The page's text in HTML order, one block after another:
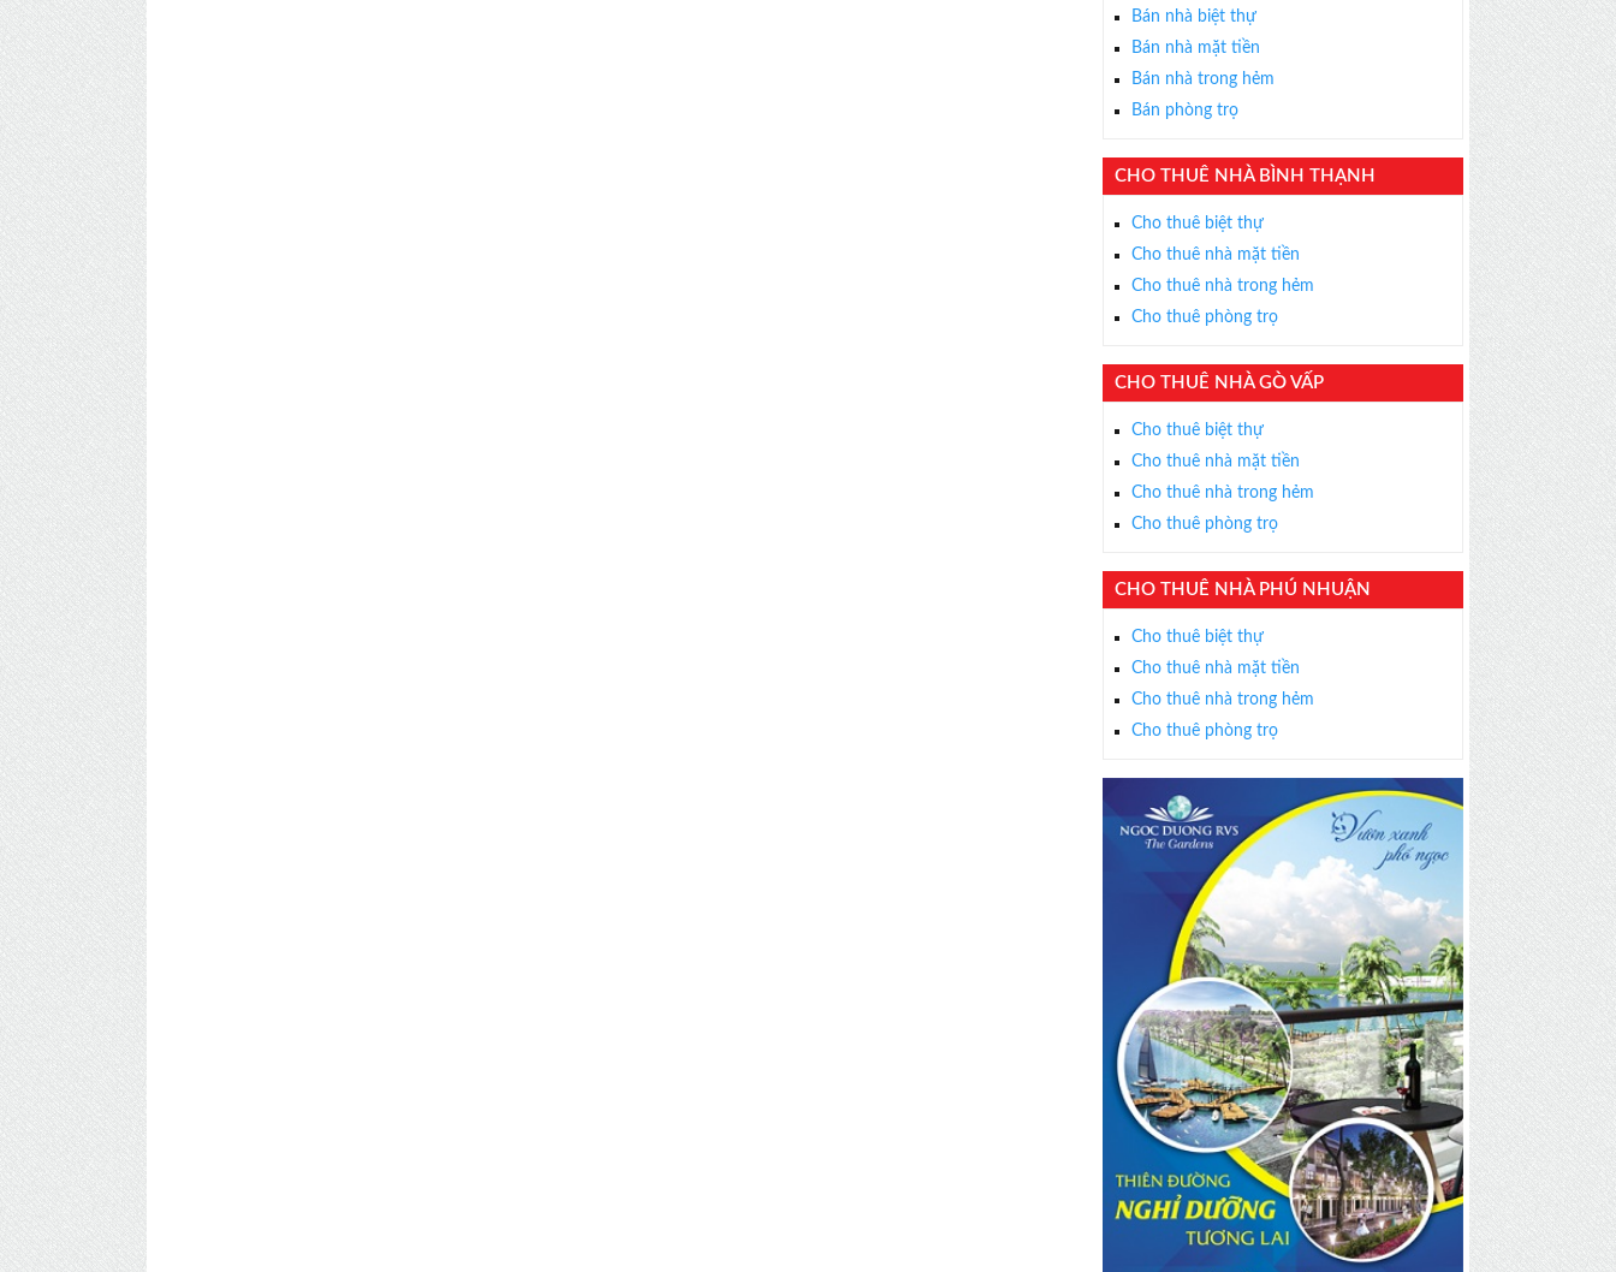
Bán nhà biệt thự
Bán nhà mặt tiền
Bán nhà trong hẻm
Bán phòng trọ
CHO THUÊ NHÀ BÌNH THẠNH
Cho thuê biệt thự
Cho thuê nhà mặt tiền
Cho thuê nhà trong hẻm
Cho thuê phòng trọ
CHO THUÊ NHÀ GÒ VẤP
Cho thuê biệt thự
Cho thuê nhà mặt tiền
Cho thuê nhà trong hẻm
Cho thuê phòng trọ
CHO THUÊ NHÀ PHÚ NHUẬN
Cho thuê biệt thự
Cho thuê nhà mặt tiền
Cho thuê nhà trong hẻm
Cho thuê phòng trọ